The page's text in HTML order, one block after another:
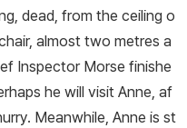
dead, from the ceiling o
almost two metres a
Inspector Morse finishe
he will visit Anne, af
Meanwhile, Anne is st